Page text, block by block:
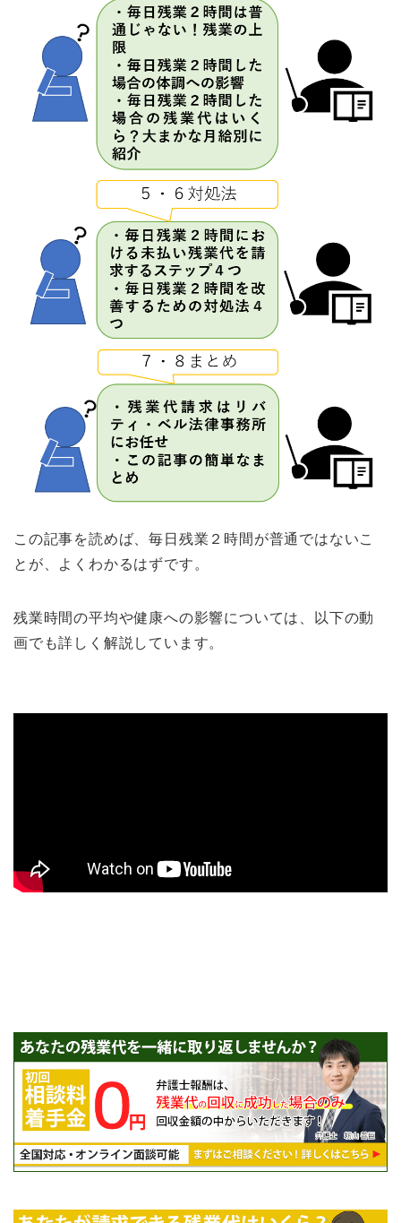
この記事を読めば、毎日残業２時間が普通ではないこ
とが、よくわかるはずです。
残業時間の平均や健康への影響については、以下の動
画でも詳しく解説しています。